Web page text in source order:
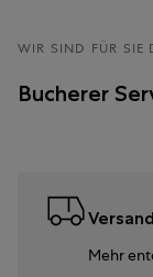
WIR SIND FÜR SIE
Bucherer
Mehr